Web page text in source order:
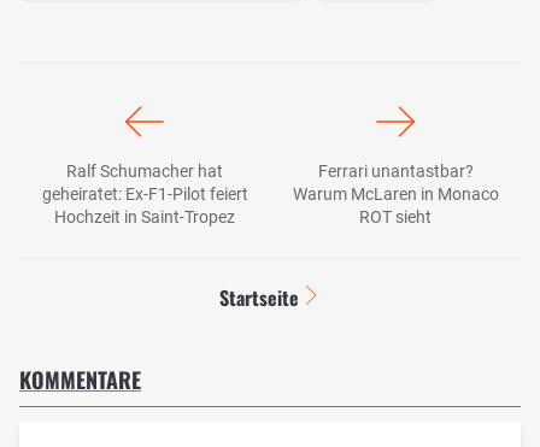
Ralf Schumacher hat
geheiratet: Ex-F1-Pilot feiert
Hochzeit in Saint-Tropez
Ferrari unantastbar?
Warum McLaren in Monaco
ROT sieht
Startseite
KOMMENTARE